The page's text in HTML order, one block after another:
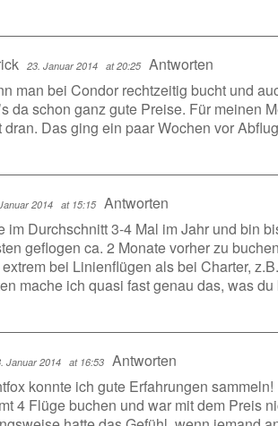
23. Januar 2014 at 20:25 Antworten
man bei Condor rechtzeitig bucht und
da schon ganz gute Preise. Für meinen
dran. Das ging ein paar Wochen vor
2014 at 15:15 Antworten
im Durchschnitt 3-4 Mal im Jahr und bin
geflogen ca. 2 Monate vorher zu
bei Linienflügen als bei Charter,
mache ich quasi fast genau das, was
Januar 2014 at 16:53 Antworten
konnte ich gute Erfahrungen
4 Flüge buchen und war mit dem Preis